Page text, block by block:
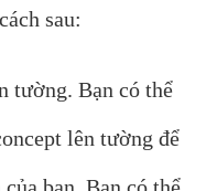
sau:
tường. Bạn có thể
lên tường để